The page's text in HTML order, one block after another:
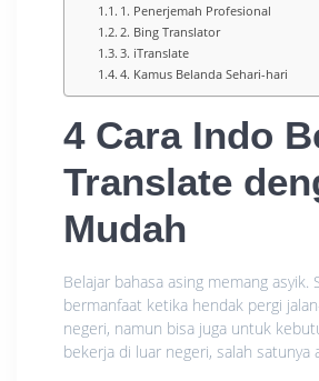
1. Penerjemah Profesional
2. Bing Translator
3. iTranslate
4. Kamus Belanda Sehari-hari
4 Cara Indo
Translate
Mudah
Belajar bahasa asing memang asyik.
bermanfaat ketika hendak pergi
negeri, namun bisa juga untuk
bekerja di luar negeri, salah satunya